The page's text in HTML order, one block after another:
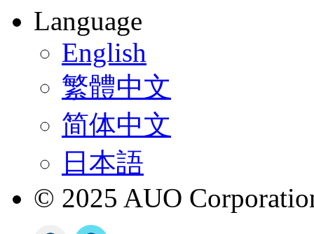
Language
English
繁體中文
简体中文
日本語
© 2025 AUO